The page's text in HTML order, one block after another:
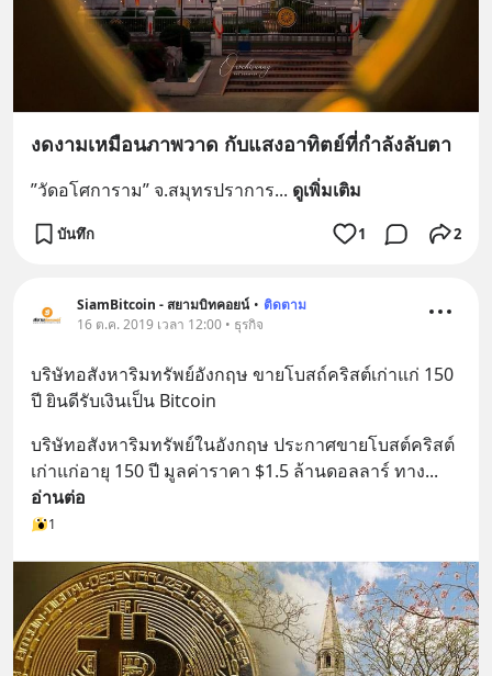
งดงามเหมือนภาพวาด กับแสงอาทิตย์ที่กำลังลับตา
”วัดอโศการาม” จ.สมุทรปราการ... ดูเพิ่มเติม
บันทึก 1 2
SiamBitcoin - สยามบิทคอยน์ • ติดตาม
16 ต.ค. 2019 เวลา 12:00 • ธุรกิจ
บริษัทอสังหาริมทรัพย์อังกฤษ ขายโบสถ์คริสต์เก่าแก่ 150
ปี ยินดีรับเงินเป็น Bitcoin
บริษัทอสังหาริมทรัพย์ในอังกฤษ ประกาศขายโบสต์คริสต์
เก่าแก่อายุ 150 ปี มูลค่าราคา $1.5 ล้านดอลลาร์ ทาง
อ่านต่อ
1